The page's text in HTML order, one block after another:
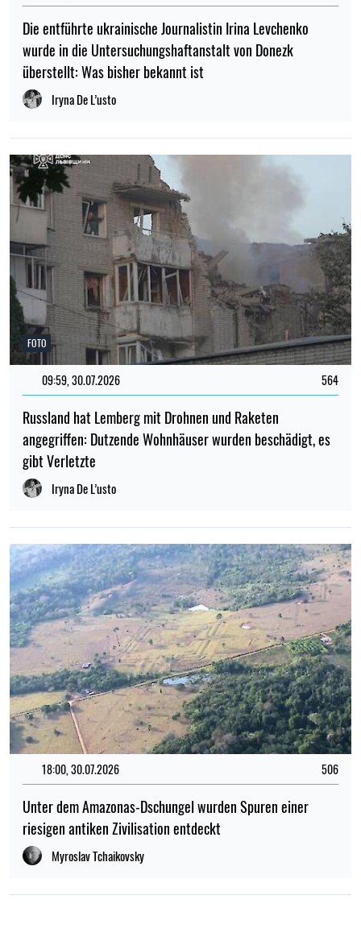
Die entführte ukrainische Journalistin Irina Levchenko
wurde in die Untersuchungshaftanstalt von Donezk
überstellt: Was bisher bekannt ist
Iryna De L’usto
FOTO
09:59, 30.07.2026 564
Russland hat Lemberg mit Drohnen und Raketen
angegriffen: Dutzende Wohnhäuser wurden beschädigt, es
gibt Verletzte
Iryna De L’usto
18:00, 30.07.2026 506
Unter dem Amazonas-Dschungel wurden Spuren einer
riesigen antiken Zivilisation entdeckt
Myroslav Tchaikovsky